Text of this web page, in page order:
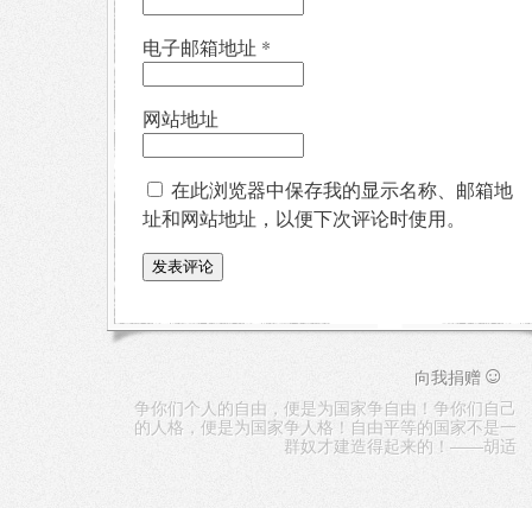
电子邮箱地址 *
网站地址
在此浏览器中保存我的显示名称、邮箱地
址和网站地址，以便下次评论时使用。
向我捐赠 ☺
争你们个人的自由，便是为国家争自由！争你们自己
的人格，便是为国家争人格！自由平等的国家不是一
群奴才建造得起来的！——胡适